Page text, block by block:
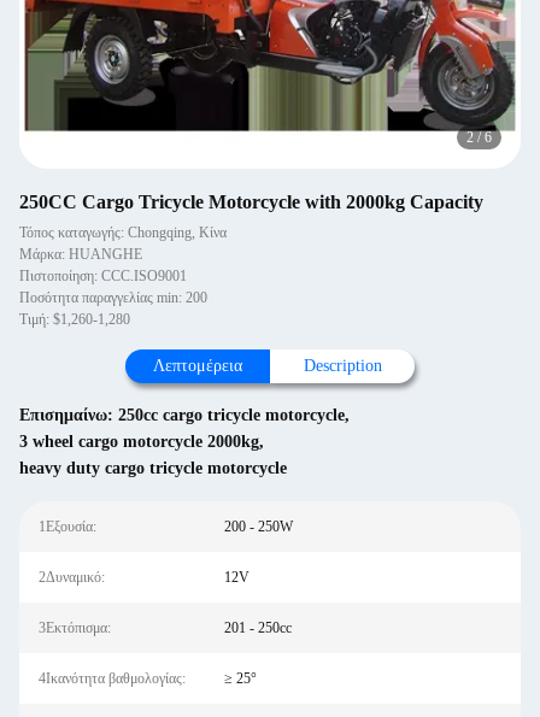
3 / 6
250CC Cargo Tricycle Motorcycle with 2000kg Capacity
Τόπος καταγωγής: Chongqing, Κίνα
Μάρκα: HUANGHE
Πιστοποίηση: CCC.ISO9001
Ποσότητα παραγγελίας min: 200
Τιμή: $1,260-1,280
Λεπτομέρεια Description
Επισημαίνω: 250cc cargo tricycle motorcycle,
3 wheel cargo motorcycle 2000kg,
heavy duty cargo tricycle motorcycle
1Εξουσία: 200 - 250W
2Δυναμικό: 12V
3Εκτόπισμα: 201 - 250cc
4Ικανότητα βαθμολογίας: ≥ 25°